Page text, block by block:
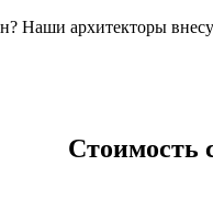
Наши архитекторы
Стоимость